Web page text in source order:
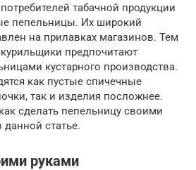
табачной продукции
пепельницы. Их широкий
на прилавках магазинов. Тем
предпочитают
кустарного производства.
как пустые спичечные
так и изделия посложнее.
сделать пепельницу своими
статье.
руками